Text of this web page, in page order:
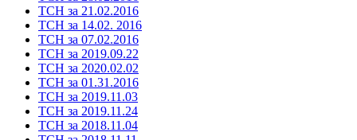
ТСН за 21.02.2016
ТСН за 14.02. 2016
ТСН за 07.02.2016
ТСН за 2019.09.22
ТСН за 2020.02.02
ТСН за 01.31.2016
ТСН за 2019.11.03
ТСН за 2019.11.24
ТСН за 2018.11.04